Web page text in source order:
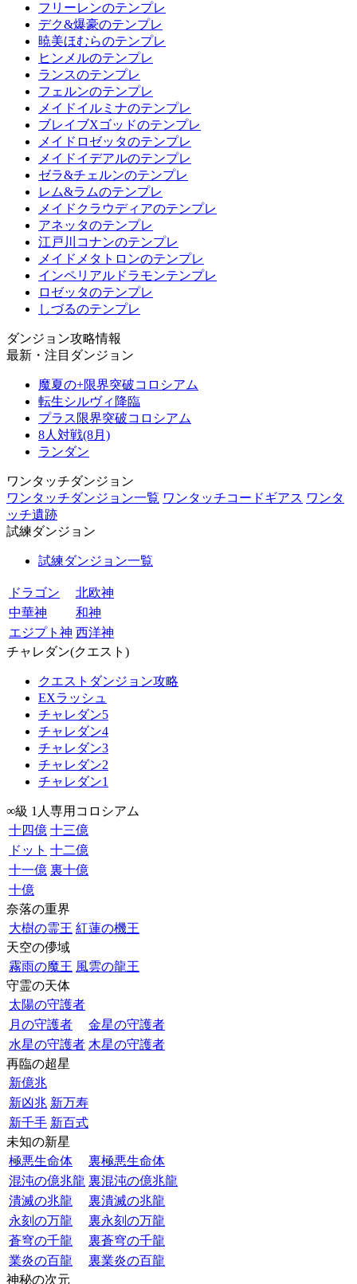
フリーレンのテンプレ
デク&爆豪のテンプレ
暁美ほむらのテンプレ
ヒンメルのテンプレ
ランスのテンプレ
フェルンのテンプレ
メイドイルミナのテンプレ
ブレイブXゴッドのテンプレ
メイドロゼッタのテンプレ
メイドイデアルのテンプレ
ゼラ&チェルンのテンプレ
レム&ラムのテンプレ
メイドクラウディアのテンプレ
アネッタのテンプレ
江戸川コナンのテンプレ
メイドメタトロンのテンプレ
インペリアルドラモンテンプレ
ロゼッタのテンプレ
しづるのテンプレ
ダンジョン攻略情報
最新・注目ダンジョン
魔夏の+限界突破コロシアム
転生シルヴィ降臨
プラス限界突破コロシアム
8人対戦(8月)
ランダン
ワンタッチダンジョン
ワンタッチダンジョン一覧 ワンタッチコードギアス ワンタ
ッチ遺跡
試練ダンジョン
試練ダンジョン一覧
ドラゴン
北欧神
中華神
和神
エジプト神 西洋神
チャレダン(クエスト)
クエストダンジョン攻略
EXラッシュ
チャレダン5
チャレダン4
チャレダン3
チャレダン2
チャレダン1
∞級 1人専用コロシアム
十四億 十三億
ドット 十二億
十一億 裏十億
十億
奈落の重界
大樹の霊王 紅蓮の機王
天空の儚域
霧雨の魔王 風雲の龍王
守霊の天体
太陽の守護者
月の守護者
金星の守護者
水星の守護者 木星の守護者
再臨の超星
新億兆
新凶兆 新万寿
新千手 新百式
未知の新星
極悪生命体
裏極悪生命体
混沌の億兆龍 裏混沌の億兆龍
潰滅の兆龍
裏潰滅の兆龍
永刻の万龍
裏永刻の万龍
蒼穹の千龍
裏蒼穹の千龍
業炎の百龍
裏業炎の百龍
神秘の次元